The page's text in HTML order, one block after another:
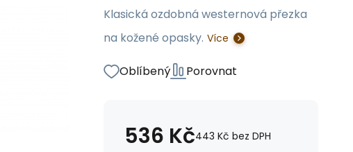
Klasická ozdobná westernová přezka
na kožené opasky. Více
Oblíbený Porovnat
536 Kč443 Kč bez DPH